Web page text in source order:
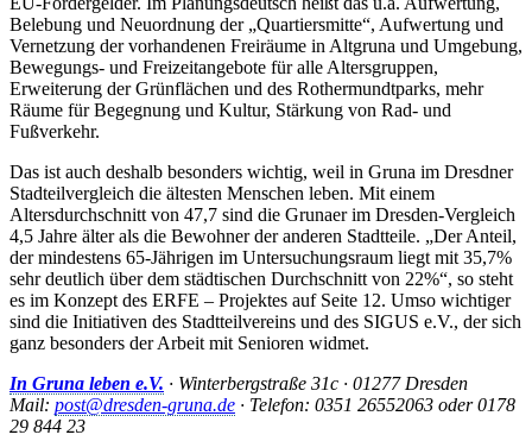
Belebung und Neuordnung der „Quartiersmitte“, Aufwertung und
Vernetzung der vorhandenen Freiräume in Altgruna und Umgebung,
Bewegungs- und Freizeitangebote für alle Altersgruppen,
Erweiterung der Grünflächen und des Rothermundtparks, mehr
Räume für Begegnung und Kultur, Stärkung von Rad- und
Fußverkehr.
Das ist auch deshalb besonders wichtig, weil in Gruna im Dresdner
Stadteilvergleich die ältesten Menschen leben. Mit einem
Altersdurchschnitt von 47,7 sind die Grunaer im Dresden-Vergleich
4,5 Jahre älter als die Bewohner der anderen Stadtteile. „Der Anteil,
der mindestens 65-Jährigen im Untersuchungsraum liegt mit 35,7%
sehr deutlich über dem städtischen Durchschnitt von 22%“, so steht
es im Konzept des ERFE – Projektes auf Seite 12. Umso wichtiger
sind die Initiativen des Stadtteilvereins und des SIGUS e.V., der sich
ganz besonders der Arbeit mit Senioren widmet.
In Gruna leben e.V. · Winterbergstraße 31c · 01277 Dresden
Mail: post@dresden-gruna.de · Telefon: 0351 26552063 oder 0178
29 844 23